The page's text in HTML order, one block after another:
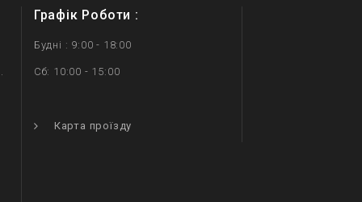
Графік Роботи :
Будні : 9:00 - 18:00
Сб: 10:00 - 15:00
Карта проїзду